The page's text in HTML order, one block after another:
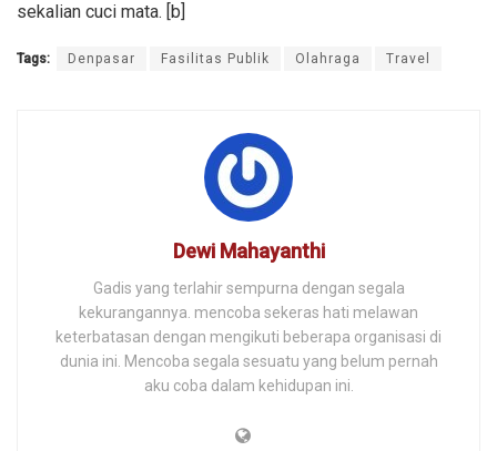
sekalian cuci mata. [b]
Tags: Denpasar Fasilitas Publik Olahraga Travel
Dewi Mahayanthi
Gadis yang terlahir sempurna dengan segala
kekurangannya. mencoba sekeras hati melawan
keterbatasan dengan mengikuti beberapa organisasi di
dunia ini. Mencoba segala sesuatu yang belum pernah
aku coba dalam kehidupan ini.